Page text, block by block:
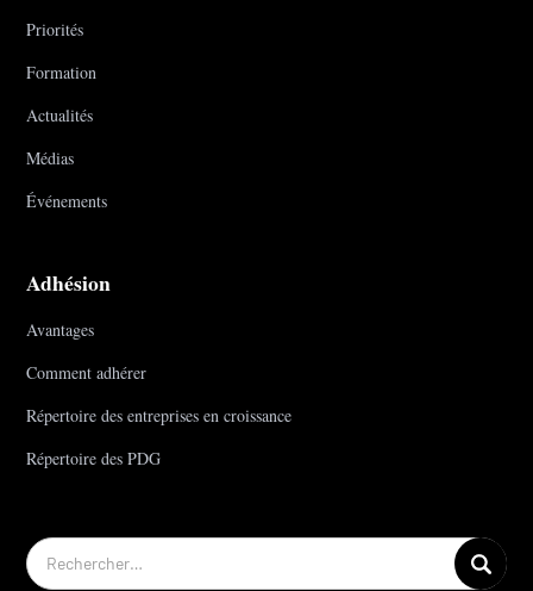
Priorités
Formation
Actualités
Médias
Événements
Adhésion
Avantages
Comment adhérer
Répertoire des entreprises en croissance
Répertoire des PDG